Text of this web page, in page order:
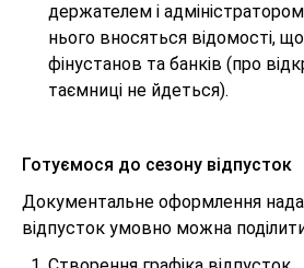
держателем і
нього вносяться відомості,
фінустанов та банків (про
таємниці не йдеться).
Готуємося до сезону відпусток
Документальне оформлення
відпусток умовно можна